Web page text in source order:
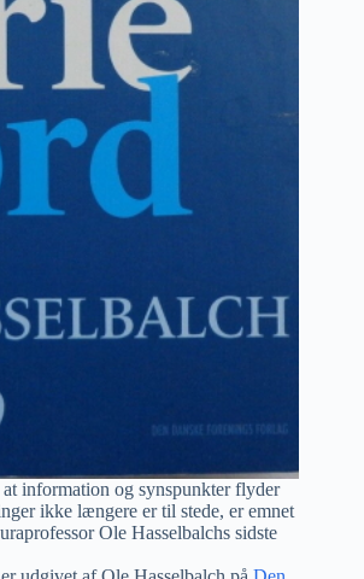
information og synspunkter flyder
ikke længere er til stede, er emnet
Ole Hasselbalchs sidste